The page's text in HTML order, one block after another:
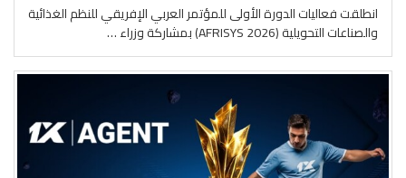
انطلقت فعاليات الدورة الأولى للمؤتمر العربي الإفريقي للنظم الغذائية
والصناعات التحويلية (AFRISYS 2026) بمشاركة وزراء …